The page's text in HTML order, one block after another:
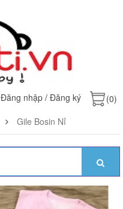
Đăng nhập / Đăng ký
(0)
Gile Bosin Nỉ